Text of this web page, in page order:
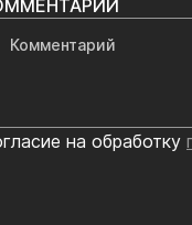
на обработку